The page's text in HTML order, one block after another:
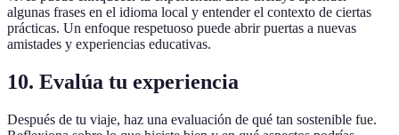
algunas frases en el idioma local y entender el contexto de ciertas
prácticas. Un enfoque respetuoso puede abrir puertas a nuevas
amistades y experiencias educativas.
10. Evalúa tu experiencia
Después de tu viaje, haz una evaluación de qué tan sostenible fue.